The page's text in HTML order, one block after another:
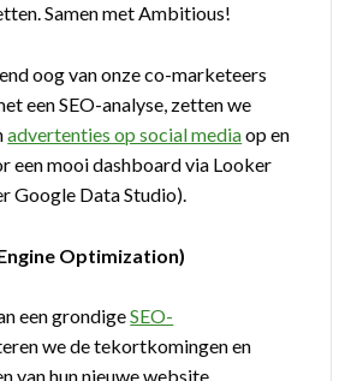
Samen met Ambitious!
oog van onze co-marketeers
een SEO-analyse, zetten we
advertenties op social mediaop en
een mooi dashboard via Looker
Google Data Studio).
Optimization)
een grondigeSEO-
we de tekortkomingen en
van hun nieuwe website.